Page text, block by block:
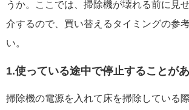
うか。ここでは、掃除機が壊れる前に見
介するので、買い替えるタイミングの参
い。
1.使っている途中で停止することが
掃除機の電源を入れて床を掃除している